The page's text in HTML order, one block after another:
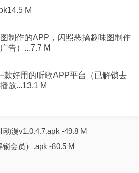
M
制作的APP，闪照恶搞趣味图制作
告）...7.7 M
款好用的听歌APP平台（已解锁去
放...13.1 M
动漫v1.0.4.7.apk -49.8 M
会员）.apk -80.5 M